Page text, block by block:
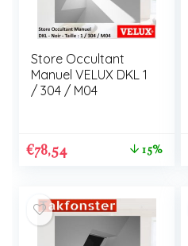
Store Occultant
Manuel VELUX DKL 1
/ 304 / M04
€78,54 15%